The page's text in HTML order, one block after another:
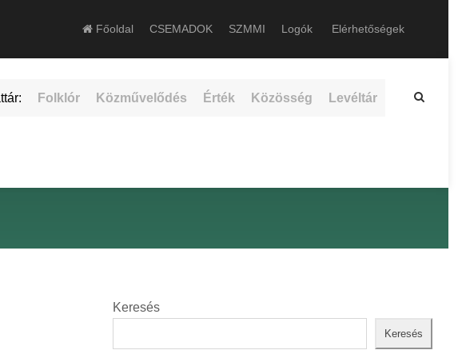
Főoldal CSEMADOK SZMMI Logók Elérhetőségek
Folklór Közművelődés Érték Közösség Levéltár
Keresés
Keresés